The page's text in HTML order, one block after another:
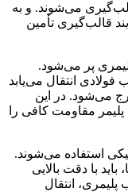
می‌شوند. و به
قالب‌گیری تأمین
پر می‌شود.
انتقال می‌یابد
می‌شود. در این
مقاومت کافی را
استفاده می‌شوند.
باید با دقت بالایی
انتقال